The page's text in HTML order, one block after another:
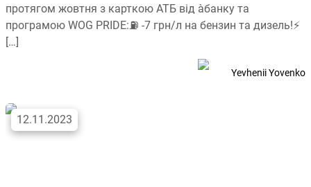
протягом жовтня з карткою АТБ від àбанку та
програмою WOG PRIDE:⛽ -7 грн/л на бензин та дизель!⚡
[…]
Yevhenii Yovenko
12.11.2023